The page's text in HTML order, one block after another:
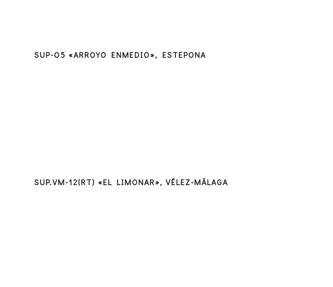
SUP-O5 «ARROYO ENMEDIO», ESTEPONA
SUP.VM-12(RT) «EL LIMONAR», VÉLEZ-MÁLAGA